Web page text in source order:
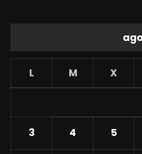
L M X
3 4 5